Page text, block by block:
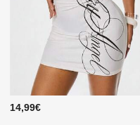
14,99€